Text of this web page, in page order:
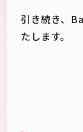
引き続き、
たします。